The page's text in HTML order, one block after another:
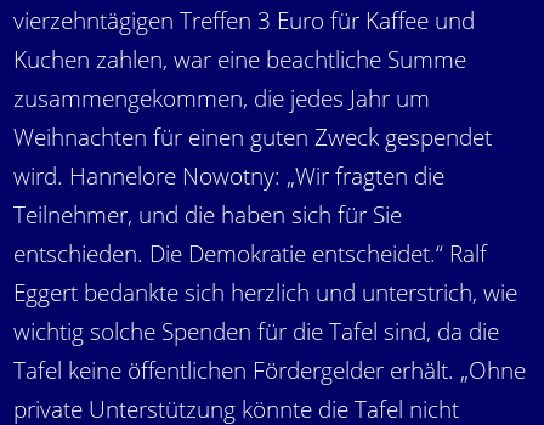
vierzehntägigen Treffen 3 Euro für Kaffee und
Kuchen zahlen, war eine beachtliche Summe
zusammengekommen, die jedes Jahr um
Weihnachten für einen guten Zweck gespendet
wird. Hannelore Nowotny: „Wir fragten die
Teilnehmer, und die haben sich für Sie
entschieden. Die Demokratie entscheidet.“ Ralf
Eggert bedankte sich herzlich und unterstrich, wie
wichtig solche Spenden für die Tafel sind, da die
Tafel keine öffentlichen Fördergelder erhält. „Ohne
private Unterstützung könnte die Tafel nicht